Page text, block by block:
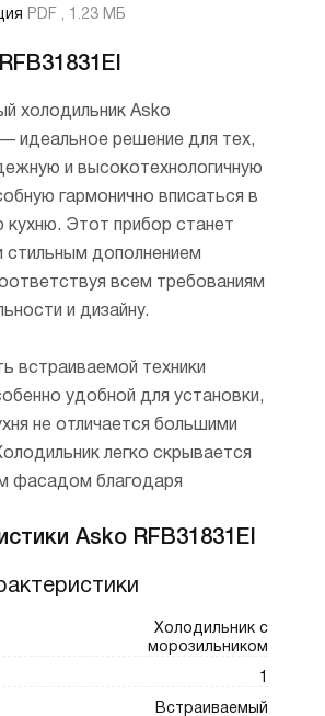
PDF , 1.23 МБ
холодильник Asko
идеальное решение для тех,
и высокотехнологичную
гармонично вписаться в
кухню. Этот прибор станет
стильным дополнением
всем требованиям
и дизайну.
встраиваемой техники
удобной для установки,
не отличается большими
легко скрывается
фасадом благодаря
выбранного типа
монтажа (door on door),
интеграцию максимально
высота позволяет
устройство в крупных
как просторные кухни или
Asko RFB31831EI
Холодильник с
морозильником
1
Встраиваемый